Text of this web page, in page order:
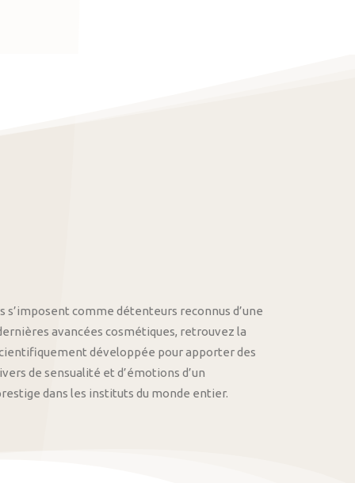
s’imposent comme détenteurs reconnus d’une
avancées cosmétiques, retrouvez la
développée pour apporter des
de sensualité et d’émotions d’un
dans les instituts du monde entier.